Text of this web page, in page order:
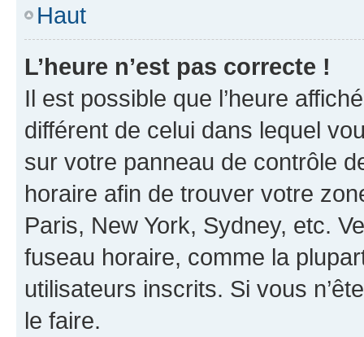
Haut
L’heure n’est pas correcte !
Il est possible que l’heure
différent de celui dans lequel
sur votre panneau de contrôle
horaire afin de trouver votre
Paris, New York, Sydney, etc.
fuseau horaire, comme la
utilisateurs inscrits. Si vous
le faire.